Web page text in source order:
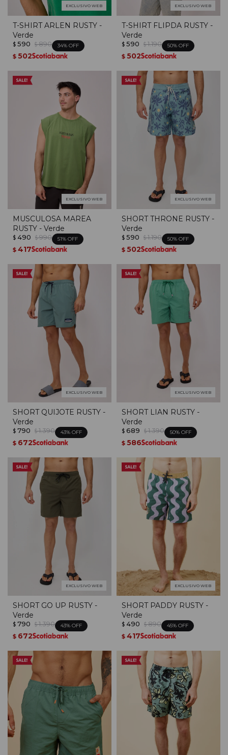
EXCLUSIVO WEB
T-SHIRT ARLEN RUSTY -
Verde
$ 590 $ 890 34
$ 502
EXCLUSIVO WEB
T-SHIRT FLIPDA RUSTY -
Verde
$ 590 $ 1.190 50
$ 502
EXCLUSIVO WEB
MUSCULOSA MAREA
RUSTY - Verde
$ 490 $ 990 51
$ 417
EXCLUSIVO WEB
SHORT THRONE RUSTY -
Verde
$ 590 $ 1.190 50
$ 502
EXCLUSIVO WEB
SHORT QUIJOTE RUSTY -
Verde
$ 790 $ 1.390 43
$ 672
EXCLUSIVO WEB
SHORT LIAN RUSTY -
Verde
$ 689 $ 1.390 50
$ 586
EXCLUSIVO WEB
SHORT GO UP RUSTY -
Verde
$ 790 $ 1.390 43
$ 672
EXCLUSIVO WEB
SHORT PADDY RUSTY -
Verde
$ 490 $ 890 45
$ 417